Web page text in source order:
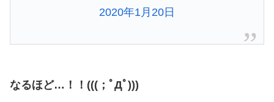
2020年1月20日
なるほど…！！(((；ﾟДﾟ)))